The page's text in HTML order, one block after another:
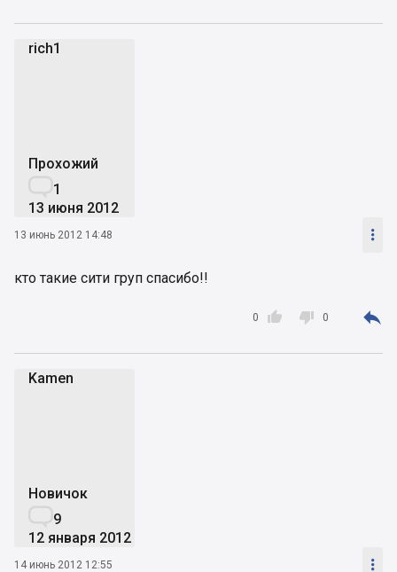
rich1
Прохожий
1
13 июня 2012
13 июнь 2012 14:48 
кто такие сити груп спасибо!!

0  0 
Kamen
Новичок
9
12 января 2012
14 июнь 2012 12:55 